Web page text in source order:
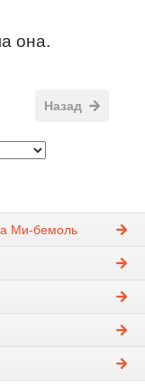
она.
Назад
Ми-бемоль